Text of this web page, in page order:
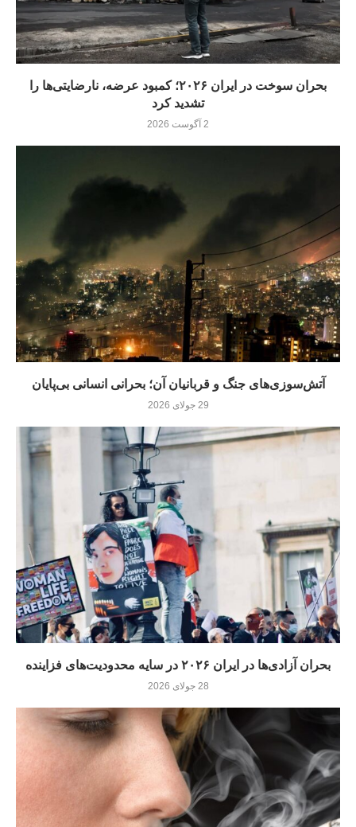
بحران سوخت در ایران ۲۰۲۶؛ کمبود عرضه، نارضایتی‌ها را
تشدید کرد
2 آگوست 2026
آتش‌سوزی‌های جنگ و قربانیان آن؛ بحرانی انسانی بی‌پایان
29 جولای 2026
بحران آزادی‌ها در ایران ۲۰۲۶ در سایه محدودیت‌های فزاینده
28 جولای 2026